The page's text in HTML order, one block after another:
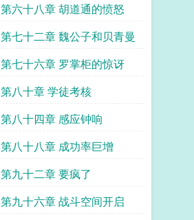
第六十八章 胡道通的愤怒
第七十二章 魏公子和贝青曼
第七十六章 罗掌柜的惊讶
第八十章 学徒考核
第八十四章 感应钟响
第八十八章 成功率巨增
第九十二章 要疯了
第九十六章 战斗空间开启